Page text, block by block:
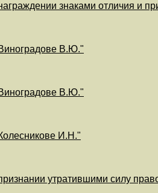
знаками отличия и
В.Ю."
В.Ю."
И.Н."
утратившими силу